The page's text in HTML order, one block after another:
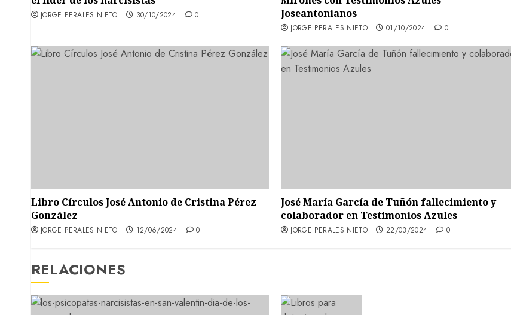
JORGE PERALES NIETO 30/10/2024 0
Joseantonianos
JORGE PERALES NIETO 01/10/2024 0
Libro Círculos José Antonio de Cristina Pérez
González
JORGE PERALES NIETO 12/06/2024 0
José María García de Tuñón fallecimiento y
colaborador en Testimonios Azules
JORGE PERALES NIETO 22/03/2024 0
RELACIONES